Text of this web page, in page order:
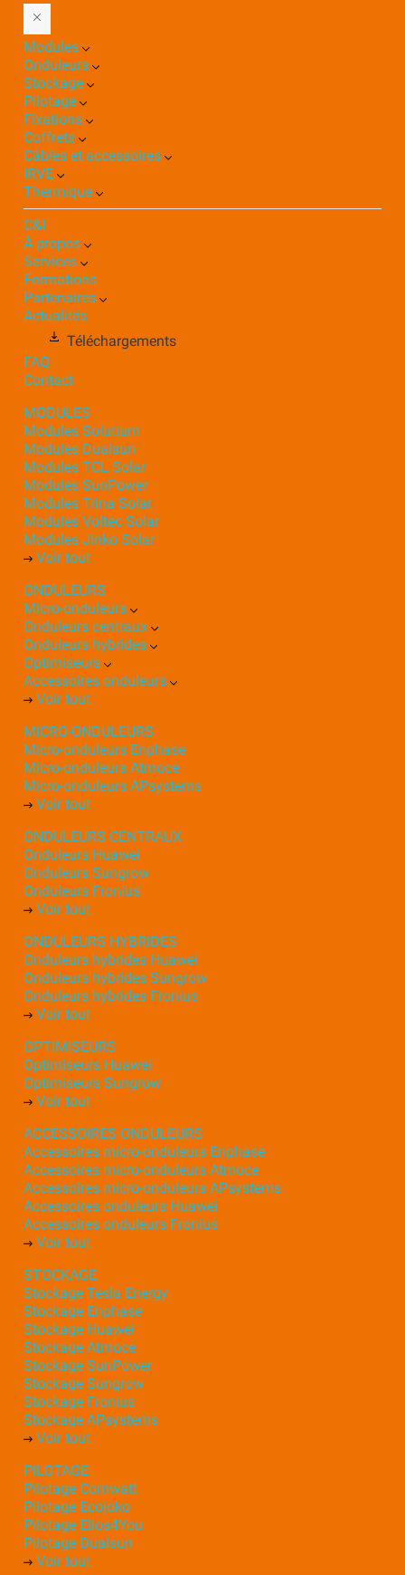
Modules
Onduleurs
Stockage
Pilotage
Fixations
Coffrets
Câbles et accessoires
IRVE
Thermique
C&I
À propos
Services
Formations
Partenaires
Actualités
Téléchargements
FAQ
Contact
MODULES
Modules Solutium
Modules Dualsun
Modules TCL Solar
Modules SunPower
Modules Trina Solar
Modules Voltec Solar
Modules Jinko Solar
Voir tout
ONDULEURS
Micro-onduleurs
Onduleurs centraux
Onduleurs hybrides
Optimiseurs
Accessoires onduleurs
Voir tout
MICRO-ONDULEURS
Micro-onduleurs Enphase
Micro-onduleurs Atmoce
Micro-onduleurs APsystems
Voir tout
ONDULEURS CENTRAUX
Onduleurs Huawei
Onduleurs Sungrow
Onduleurs Fronius
Voir tout
ONDULEURS HYBRIDES
Onduleurs hybrides Huawei
Onduleurs hybrides Sungrow
Onduleurs hybrides Fronius
Voir tout
OPTIMISEURS
Optimiseurs Huawei
Optimiseurs Sungrow
Voir tout
ACCESSOIRES ONDULEURS
Accessoires micro-onduleurs Enphase
Accessoires micro-onduleurs Atmoce
Accessoires micro-onduleurs APsystems
Accessoires onduleurs Huawei
Accessoires onduleurs Fronius
Voir tout
STOCKAGE
Stockage Tesla Energy
Stockage Enphase
Stockage Huawei
Stockage Atmoce
Stockage SunPower
Stockage Sungrow
Stockage Fronius
Stockage APsystems
Voir tout
PILOTAGE
Pilotage Comwatt
Pilotage Ecojoko
Pilotage Elios4You
Pilotage Dualsun
Voir tout